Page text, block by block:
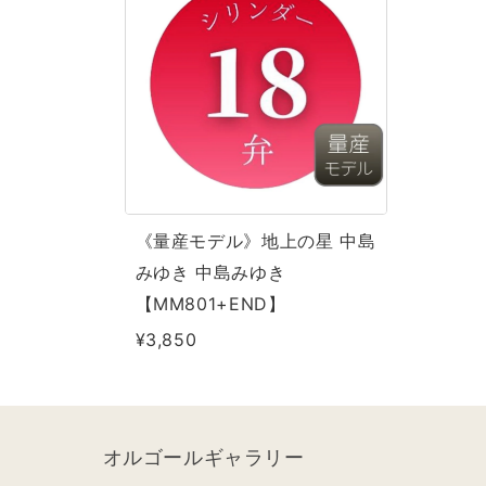
ル》
星
島
ゆ
中
み
《量産モデル》地上の星 中島
みゆき 中島みゆき
【MM801+END】
¥3,850
オルゴールギャラリー